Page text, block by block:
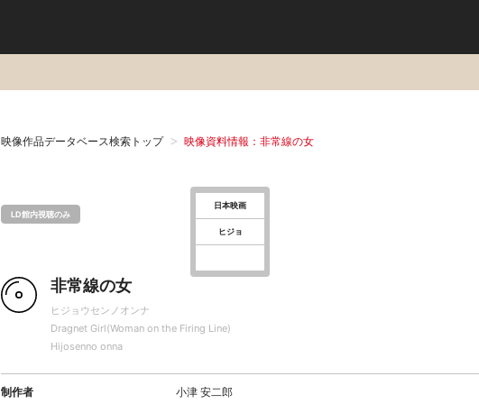
映像作品データベース検索トップ 映像資料情報：非常線の女
LD館内視聴のみ
日本映画
ヒジョ
非常線の女
ヒジョウセンノオンナ
Dragnet Girl(Woman on the Firing Line)
Hijosenno onna
制作者 小津 安二郎